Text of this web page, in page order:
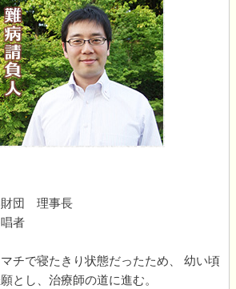
財団 理事長
者
チで寝たきり状態だったため、 幼い頃
とし、治療師の道に進む。